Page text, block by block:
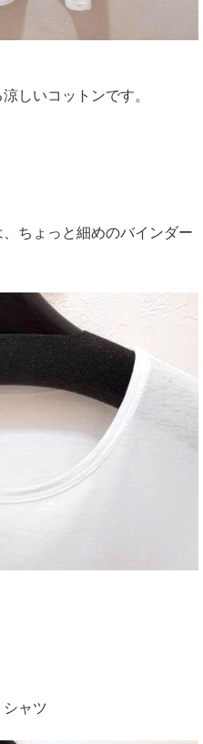
しいコットンです。
ちょっと細めのバインダー
シャツ